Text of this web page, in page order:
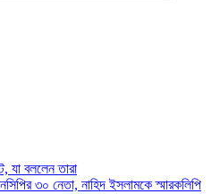
যা বললেন তারা
৩০ নেতা, নাহিদ ইসলামকে স্মারকলিপি